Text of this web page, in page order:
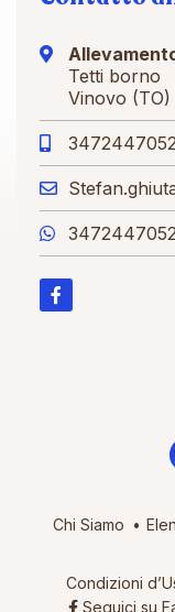
Tetti borno
Vinovo (TO)
3472447052
3472447052
Chi Siamo
Condizioni
Seguici su